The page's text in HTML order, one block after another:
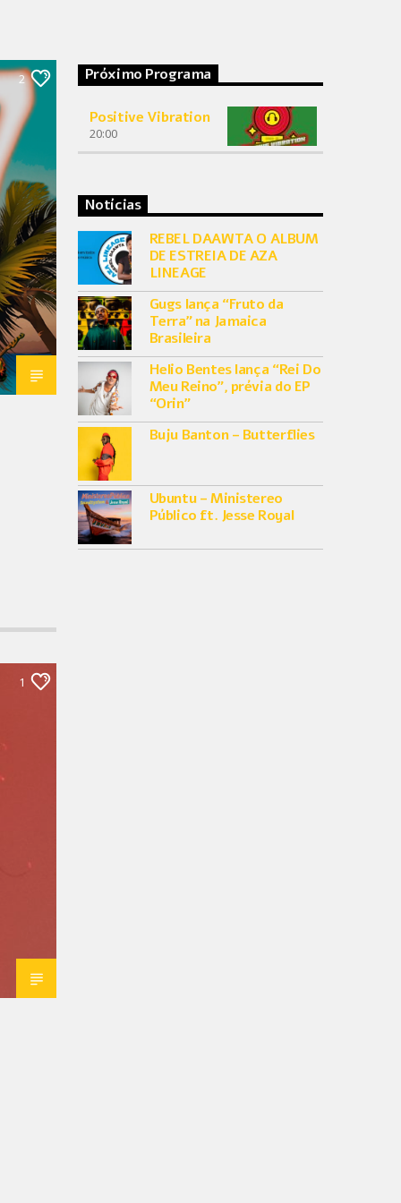
2
1
Próximo Programa
Positive Vibration
20:00
Notícias
REBEL DAAWTA O ALBUM
DE ESTREIA DE AZA
LINEAGE
Gugs lança “Fruto da
Terra” na Jamaica
Brasileira
Helio Bentes lança “Rei Do
Meu Reino”, prévia do EP
“Orin”
Buju Banton – Butterflies
Ubuntu – Ministereo
Público ft. Jesse Royal